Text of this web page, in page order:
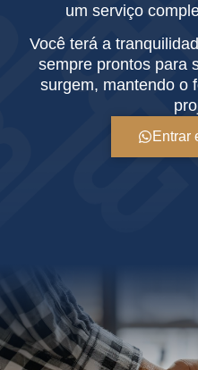
um serviço
Você terá a
sempre prontos para
surgem, mantendo o
Entrar